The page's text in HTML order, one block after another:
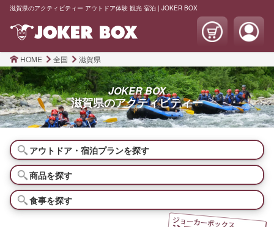
滋賀県のアクティビティー アウトドア体験 観光 宿泊 | JOKER BOX
HOME 全国 滋賀県
JOKER BOX
滋賀県のアクティビティー
アウトドア・宿泊プランを探す
商品を探す
食事を探す